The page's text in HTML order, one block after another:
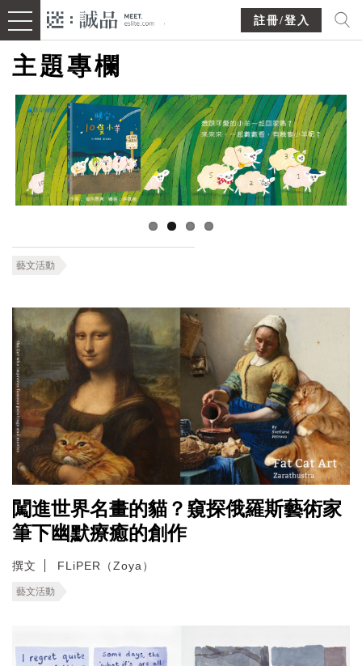
註冊/登入
主題專欄
藝文活動
闖進世界名畫的貓？窺探俄羅斯藝術家
筆下幽默療癒的創作
撰文 FLiPER（Zoya）
藝文活動